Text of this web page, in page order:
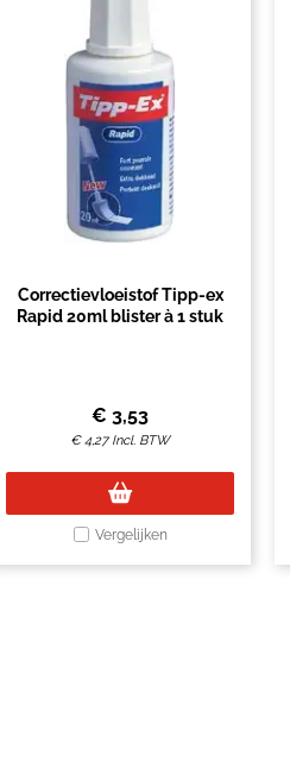
Correctievloeistof Tipp-ex
Rapid 20ml blister à 1 stuk
€ 3,53
€4,27 Incl. BTW
Vergelijken